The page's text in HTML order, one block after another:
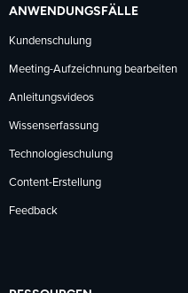
ANWENDUNGSFÄLLE
Kundenschulung
Meeting-Aufzeichnung bearbeiten
Anleitungsvideos
Wissenserfassung
Technologieschulung
Content-Erstellung
Feedback